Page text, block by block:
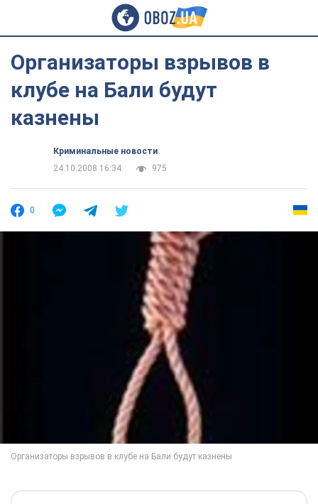
Организаторы взрывов в
клубе на Бали будут
казнены
Криминальные новости
24.10.2008 16:34
975
0